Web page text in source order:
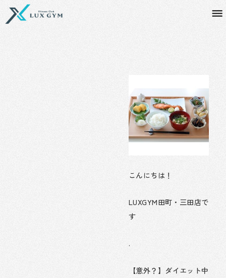
こんにちは！
LUXGYM田町・三田店で
す
.
【意外？】ダイエット中